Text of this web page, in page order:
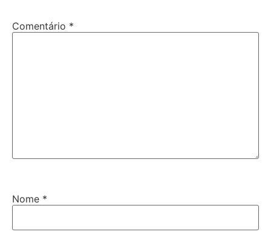
Comentário *
Nome *